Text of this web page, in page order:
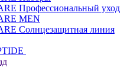
Профессиональный уход
MEN
Солнцезащитная линия